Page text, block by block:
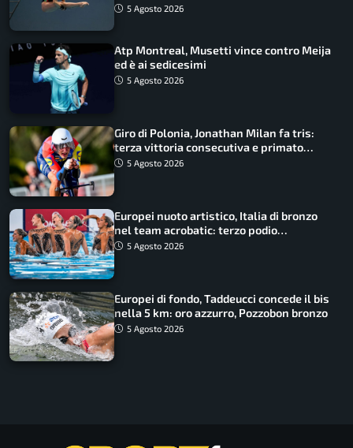
5 Agosto 2026
Atp Montreal, Musetti vince contro Meija
ed è ai sedicesimi
5 Agosto 2026
Giro di Polonia, Jonathan Milan fa tris:
terza vittoria consecutiva e primato
rafforzato
5 Agosto 2026
Europei nuoto artistico, Italia di bronzo
nel team acrobatic: terzo podio
consecutivo
5 Agosto 2026
Europei di fondo, Taddeucci concede il bis
nella 5 km: oro azzurro, Pozzobon bronzo
5 Agosto 2026